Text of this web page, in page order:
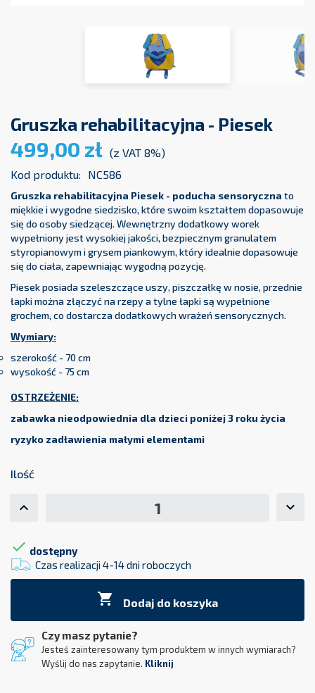
Gruszka rehabilitacyjna - Piesek
499,00 zł (z VAT 8%)
Kod produktu:
NC586
Gruszka rehabilitacyjna Piesek - poducha sensoryczna to
miękkie i wygodne siedzisko, które swoim kształtem dopasowuje
się do osoby siedzącej. Wewnętrzny dodatkowy worek
wypełniony jest wysokiej jakości, bezpiecznym granulatem
styropianowym i grysem piankowym, który idealnie dopasowuje
się do ciała, zapewniając wygodną pozycję.
Piesek posiada szeleszczące uszy, piszczałkę w nosie, przednie
łapki można złączyć na rzepy a tylne łapki są wypełnione
grochem, co dostarcza dodatkowych wrażeń sensorycznych.
Wymiary:
szerokość - 70 cm
wysokość - 75 cm
OSTRZEŻENIE:
zabawka nieodpowiednia dla dzieci poniżej 3 roku życia
ryzyko zadławienia małymi elementami
Ilość
 dostępny
Czas realizacji 4-14 dni roboczych
 Dodaj do koszyka
Czy masz pytanie?
Jesteś zainteresowany tym produktem w innych wymiarach?
Wyślij do nas zapytanie. Kliknij